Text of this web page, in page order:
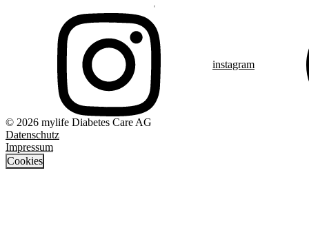
instagram
© 2026 mylife Diabetes Care AG
Datenschutz
Impressum
Cookies